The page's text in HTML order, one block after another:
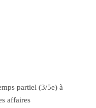
partiel (3/5e) à
affaires